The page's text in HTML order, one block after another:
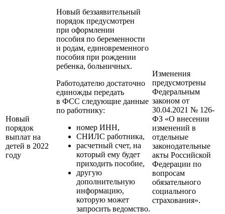
Новый
порядок
выплат на
детей в 2022
году
Новый беззаявительный
порядок предусмотрен
при оформлении
пособия по беременности
и родам, единовременного
пособия при рождении
ребенка, больничных.
Работодателю достаточно
единожды передать
в ФСС следующие данные
по работнику:
номер ИНН,
СНИЛС работника,
расчетный счет, на
который ему будет
приходить пособие,
другую
дополнительную
информацию,
которую может
запросить ведомство.
Изменения
предусмотрены
Федеральным
законом от
30.04.2021 № 126-
ФЗ «О внесении
изменений в
отдельные
законодательные
акты Российской
Федерации по
вопросам
обязательного
социального
страхования».